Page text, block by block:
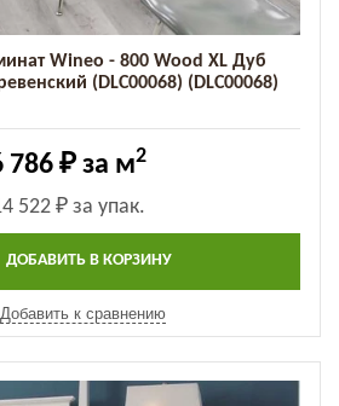
Wineo - 800 Wood XL Дуб
(DLC00068) (DLC00068)
786 ₽ за м2
522 ₽за упак.
ДОБАВИТЬ В КОРЗИНУ
Добавить к сравнению